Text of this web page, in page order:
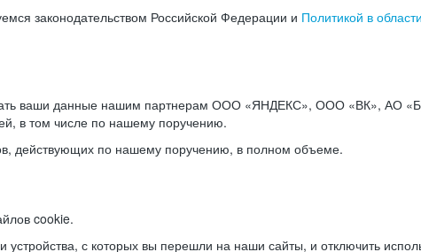
законодательством Российской Федерации и Политикой в
ваши данные нашим партнерам ООО «ЯНДЕКС», ООО «ВК», АО
в том числе по нашему поручению.
действующих по нашему поручению, в полном объеме.
cookie.
устройства, с которых вы перешли на наши сайты, и отключить